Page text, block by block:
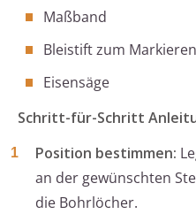
Maßband
Bleistift zum Markieren
Eisensäge
Schritt-für-Schritt
Position bestimmen:
an der gewünschten
die Bohrlöcher.